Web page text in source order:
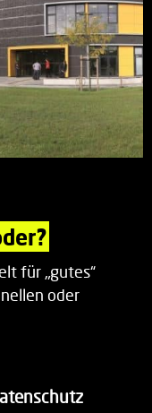
für „gutes“
oder